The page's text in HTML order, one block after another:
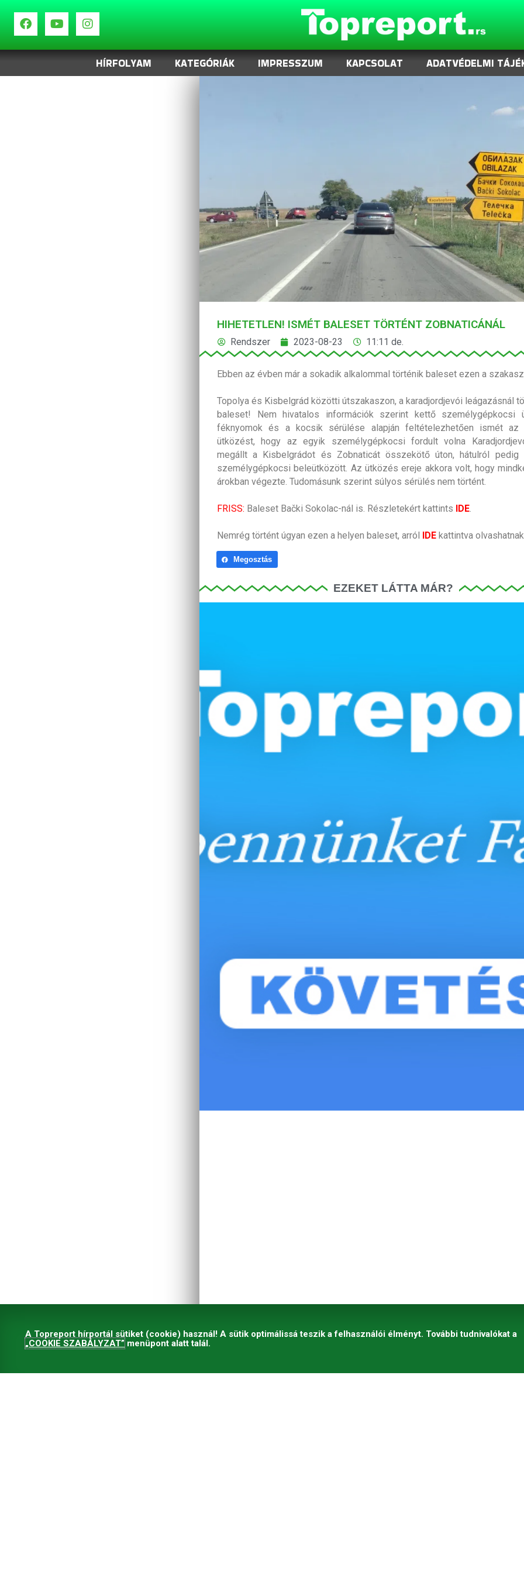
HÍRFOLYAM KATEGÓRIÁK IMPRESSZUM KAPCSOLAT ADATVÉDELMI
HIHETETLEN! ISMÉT BALESET TÖRTÉNT ZOBNATICÁNÁL
Rendszer 2023-08-23 11:11 de.
Ebben az évben már a sokadik alkalommal történik baleset ezen a
Topolya és Kisbelgrád közötti útszakaszon, a karadjordjevói leágazásnál
baleset! Nem hivatalos információk szerint kettő személygépkocsi
féknyomok és a kocsik sérülése alapján feltételezhetően ismét az
ütközést, hogy az egyik személygépkocsi fordult volna
megállt a Kisbelgrádot és Zobnaticát összekötő úton, hátulról pedig
személygépkocsi beleütközött. Az ütközés ereje akkora volt, hogy
árokban végezte. Tudomásunk szerint súlyos sérülés nem történt.
FRISS: Baleset Bački Sokolac-nál is. Részletekért kattints IDE.
Nemrég történt úgyan ezen a helyen baleset, arról IDE kattintva
Megosztás
EZEKET LÁTTA MÁR?
A Topreport hírportál sütiket (cookie) használ! A sütik optimálissá teszik a felhasználói élményt. További tudnivalókat a
„COOKIE SZABÁLYZAT”menüpont alatt talál.